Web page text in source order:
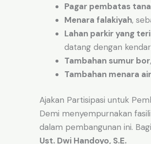
Pagar pembatas
Menara falakiyah,
Lahan parkir yang
datang dengan
Tambahan sumur bor
Tambahan menara
Ajakan Partisipasi untuk
Demi menyempurnakan
dalam pembangunan ini.
Ust. Dwi Handoyo, S.E.